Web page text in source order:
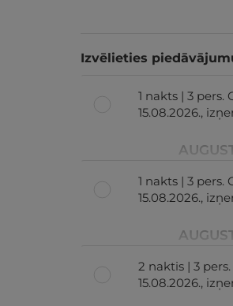
Izvēlieties
1 nakts | 3 pers.
15.08.2026.,
1 nakts | 3 pers.
15.08.2026.,
2 naktis | 3
15.08.2026.,